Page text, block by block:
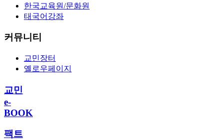
한국교육원/문화원
태국어강좌
커뮤니티
교민장터
옐로우페이지
교민
e-
BOOK
팩트